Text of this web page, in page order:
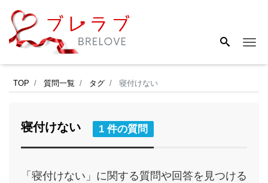
TOP 質問一覧 タグ 寝付けない
寝付けない 1 件の質問
「寝付けない」に関する質問や回答を見つける